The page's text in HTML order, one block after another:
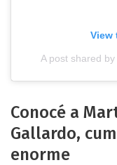
View
A post shared
Conocé a
Gallardo,
enorme